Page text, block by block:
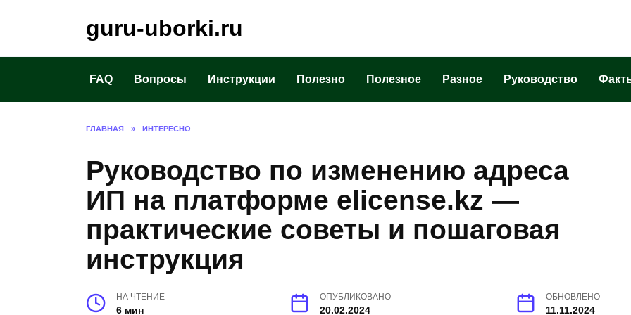
guru-uborki.ru
FAQ Вопросы Инструкции Полезно Полезное Разное Руководство
ГЛАВНАЯ » ИНТЕРЕСНО
Руководство по изменению адреса
ИП на платформе elicense.kz —
практические советы и пошаговая
инструкция
НА ЧТЕНИЕ
6 мин
ОПУБЛИКОВАНО
20.02.2024
ОБНОВЛЕНО
11.11.2024